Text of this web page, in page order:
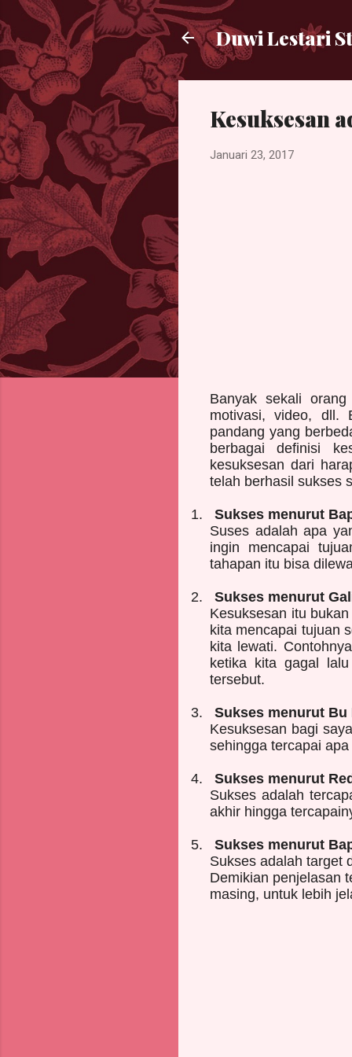
Duwi Lestari
Kesuksesan
Januari 23, 2017
Banyak sekali
motivasi, video, dll.
pandang yang
berbagai definisi
kesuksesan dari
telah berhasil sukses
1.
Sukses menurut
Suses adalah apa
ingin mencapai
tahapan itu bisa
2.
Sukses menurut
Kesuksesan itu
kita mencapai tujuan
kita lewati.
ketika kita gagal
tersebut.
3.
Sukses menurut
Kesuksesan bagi
sehingga tercapai
4.
Sukses menurut
Sukses adalah
akhir hingga
5.
Sukses menurut
Sukses adalah target
Demikian penjelasan
masing, untuk lebih